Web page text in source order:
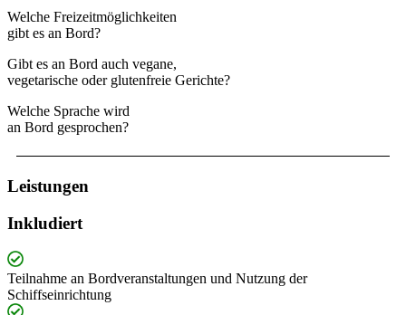
Welche Freizeitmöglichkeiten
gibt es an Bord?
Gibt es an Bord auch vegane,
vegetarische oder glutenfreie Gerichte?
Welche Sprache wird
an Bord gesprochen?
Leistungen
Inkludiert
Teilnahme an Bordveranstaltungen und Nutzung der
Schiffseinrichtung